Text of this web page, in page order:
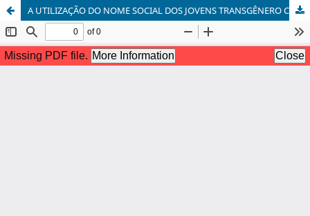
A UTILIZAÇÃO DO NOME SOCIAL DOS JOVENS TRANSGÊNERO COMO UMA DAS FERRAMENTAS DE COMBATE À VIOLÊNCIA E EVASÃO ESCOLAR